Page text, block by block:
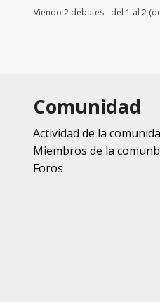
Viendo 2 debates - del 1 al 2
Comunidad
Actividad de la
Miembros de la
Foros